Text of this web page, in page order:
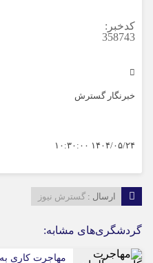
کدخبر:
358743
خبرنگار گسترش
۱۴۰۴/۰۵/۲۴ ۱۰:۳۰:۰۰
ارسال : گسترش نیوز
گردشگری‌های مشابه:
مهاجرت کاری به